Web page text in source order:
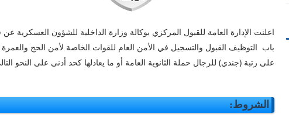
اعلنت الإدارة العامة للقبول المركزي بوكالة وزارة الداخلية للشؤون العسكرية عن
باب التوظيف القبول والتسجيل في الأمن العام للقوات الخاصة لأمن الحج والعمرة
على رتبة (جندي) للرجال حملة الثانوية العامة أو ما يعادلها كحد أدنى على النحو
الشروط: